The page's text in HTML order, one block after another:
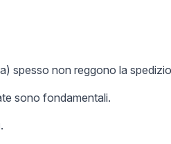
spesso non reggono la
sono fondamentali.